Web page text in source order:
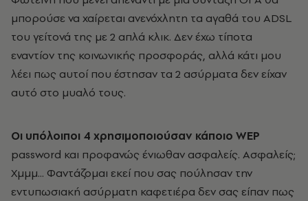
μπορούσε να χαίρεται ανενόχλητη τα αγαθά του ADSL
του γείτονά της με 2 απλά κλικ. Δεν έχω τίποτα
εναντίον της κοινωνικής προσφοράς, αλλά κάτι μου
λέει πως αυτοί που έστησαν τα 2 ασύρματα δεν είχαν
αυτό στο μυαλό τους.
Oι υπόλοιποι 4 χρησιμοποιούσαν κάποιο WEP
password και προφανώς ένιωθαν ασφαλείς. Aσφαλείς;
Xμμμ... Φαντάζομαι εκεί που σας πούλησαν την
εντυπωσιακή ασύρματη καφετιέρα δεν σας είπαν πως